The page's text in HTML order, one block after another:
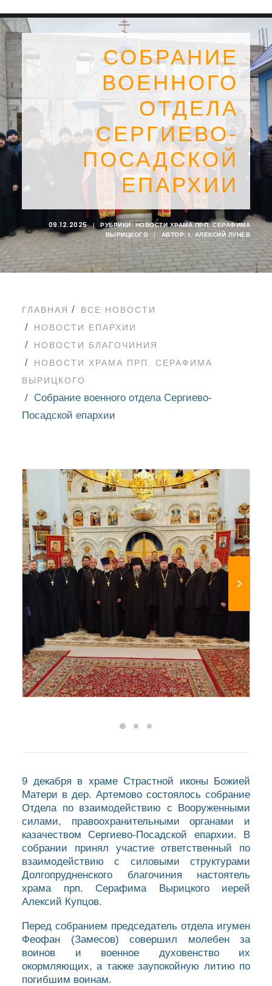
СОБРАНИЕ
ВОЕННОГО
ОТДЕЛА
СЕРГИЕВО-
ПОСАДСКОЙ
ЕПАРХИИ
09.12.2025 | РУБРИКИ:НОВОСТИ ХРАМА ПРП. СЕРАФИМА
ВЫРИЦКОГО
| АВТОР: I. АЛЕКСИЙ ЛУНЁВ
ГЛАВНАЯ
ВСЕ НОВОСТИ
НОВОСТИ ЕПАРХИИ
НОВОСТИ БЛАГОЧИНИЯ
НОВОСТИ ХРАМА ПРП. СЕРАФИМА
ВЫРИЦКОГО
Собрание военного отдела Сергиево-
Посадской епархии
9 декабря в храме Страстной иконы Божией
Матери в дер. Артемово состоялось собрание
Отдела по взаимодействию с Вооруженными
силами, правоохранительными органами и
казачеством Сергиево-Посадской епархии. В
собрании принял участие ответственный по
взаимодействию с силовыми структурами
Долгопрудненского благочиния настоятель
храма прп. Серафима Вырицкого иерей
Алексий Купцов.
Перед собранием председатель отдела игумен
Феофан (Замесов) совершил молебен за
воинов и военное духовенство их
окормляющих, а также заупокойную литию по
погибшим воинам.